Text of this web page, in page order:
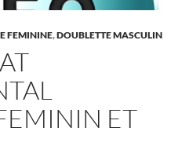
FEMININE,DOUBLETTE MASCULIN
ET